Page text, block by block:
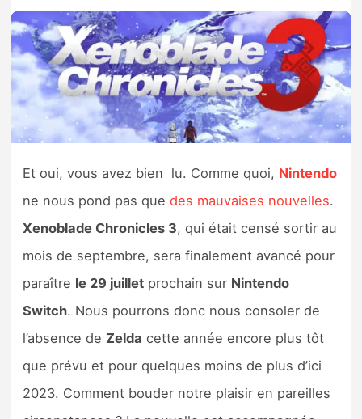
Chiffres de ventes
Rumeurs
Nintendo Direct
Tests et previews
Tests de jeux
Tests d’accessoires
Autres tests
Previews
Précommandes
Précommandes jeux Switch 2
Et oui, vous avez bien lu. Comme quoi, Nintendo
ne nous pond pas quedes mauvaises nouvelles.
Xenoblade Chronicles 3, qui était censé sortir au
mois de septembre, sera finalement avancé pour
paraître le 29 juillet prochain sur Nintendo
Switch. Nous pourrons donc nous consoler de
l’absence de Zelda cette année encore plus tôt
que prévu et pour quelques moins de plus d’ici
2023. Comment bouder notre plaisir en pareilles